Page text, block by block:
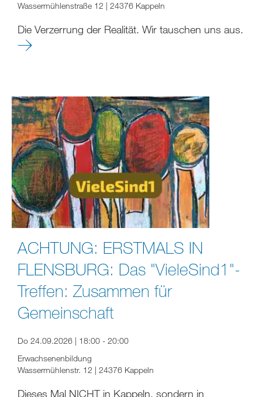
Wassermühlenstraße 12 | 24376 Kappeln
Die Verzerrung der Realität. Wir tauschen uns aus.
ACHTUNG: ERSTMALS IN
FLENSBURG: Das "VieleSind1"-
Treffen: Zusammen für
Gemeinschaft
Do 24.09.2026 | 18:00 - 20:00
Erwachsenenbildung
Wassermühlenstr. 12 | 24376 Kappeln
Dieses Mal NICHT in Kappeln, sondern in